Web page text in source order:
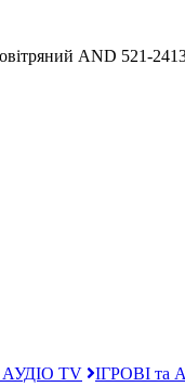
AND 521-
TV ІГРОВІ